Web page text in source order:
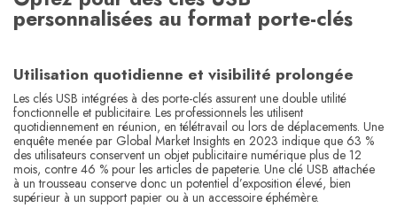
personnalisées au format porte-clés
Utilisation quotidienne et visibilité prolongée
Les clés USB intégrées à des porte-clés assurent une double utilité
fonctionnelle et publicitaire. Les professionnels les utilisent
quotidiennement en réunion, en télétravail ou lors de déplacements. Une
enquête menée par Global Market Insights en 2023 indique que 63 %
des utilisateurs conservent un objet publicitaire numérique plus de 12
mois, contre 46 % pour les articles de papeterie. Une clé USB attachée
à un trousseau conserve donc un potentiel d’exposition élevé, bien
supérieur à un support papier ou à un accessoire éphémère.